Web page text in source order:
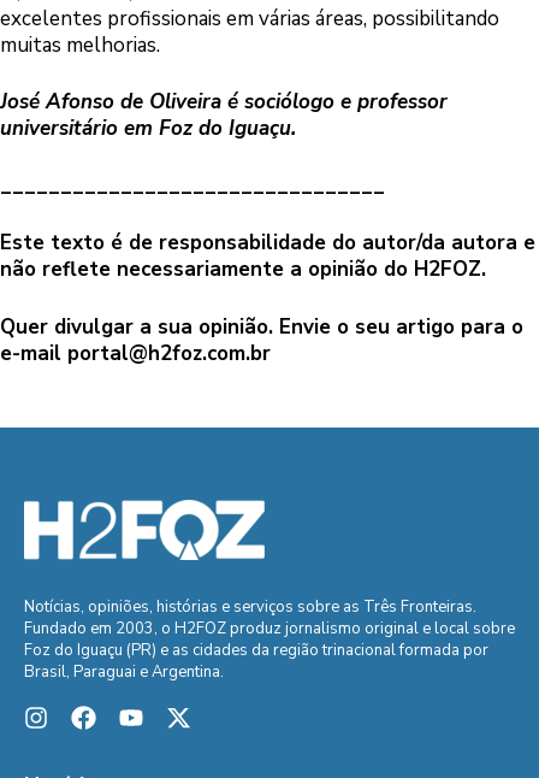
excelentes profissionais em várias áreas, possibilitando
muitas melhorias.
José Afonso de Oliveira é sociólogo e professor
universitário em Foz do Iguaçu.
________________________________
Este texto é de responsabilidade do autor/da autora e
não reflete necessariamente a opinião do H2FOZ.
Quer divulgar a sua opinião. Envie o seu artigo para o
e-mail portal@h2foz.com.br
Notícias, opiniões, histórias e serviços sobre as Três Fronteiras.
Fundado em 2003, o H2FOZ produz jornalismo original e local sobre
Foz do Iguaçu (PR) e as cidades da região trinacional formada por
Brasil, Paraguai e Argentina.